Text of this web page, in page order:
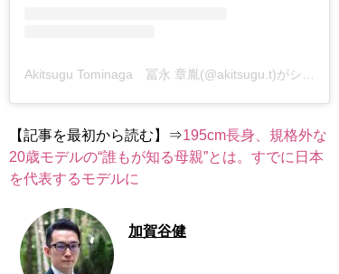
Akitsugu Tominaga 冨永 章胤(@akitsugu.t)がシェアした投稿
【記事を最初から読む】⇒195cm長身、規格外な
20歳モデルの“誰もが知る母親”とは。すでに日本
を代表するモデルに
加賀谷健